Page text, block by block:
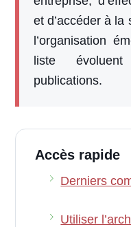
et d’accéder à
l’organisation
liste
publications.
Accès rapide
Derniers
Utiliser